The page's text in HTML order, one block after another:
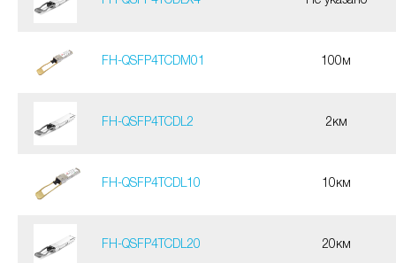
FH-QSFP4TCDM01 100м
FH-QSFP4TCDL2 2км
FH-QSFP4TCDL10 10км
FH-QSFP4TCDL20 20км